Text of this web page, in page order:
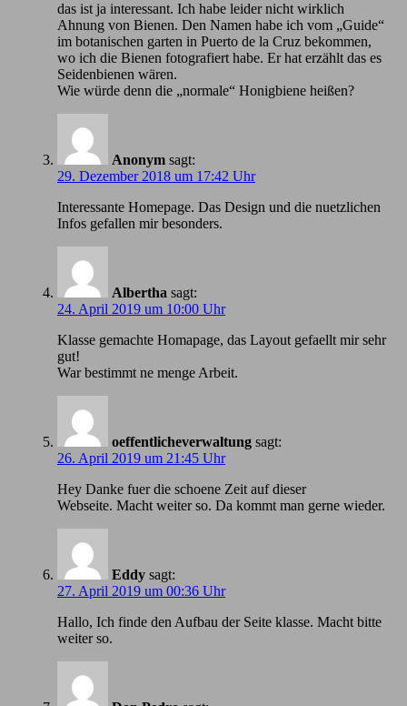
das ist ja interessant. Ich habe leider nicht wirklich
Ahnung von Bienen. Den Namen habe ich vom „Guide“
im botanischen garten in Puerto de la Cruz bekommen,
wo ich die Bienen fotografiert habe. Er hat erzählt das es
Seidenbienen wären.
Wie würde denn die „normale“ Honigbiene heißen?
Anonym sagt:
29. Dezember 2018 um 17:42 Uhr
Іnteressante Homepage. Das Design und die nuetzlichen
Infos gefallen mir besonders.
Albertha sagt:
24. April 2019 um 10:00 Uhr
Klasse gemachte Homapage, das Layout gefaellt mir sehr
gut!
War bestimmt ne menge Arbeit.
oeffentlicheverwaltung sagt:
26. April 2019 um 21:45 Uhr
Hey Danke fuer die schoene Zeit auf dieser
Webseite. Macht weiter so. Da kommt man gerne wieder.
Eddy sagt:
27. April 2019 um 00:36 Uhr
Hallo, Ich finde den Aufbau der Seite klasse. Macht bitte
weiter so.